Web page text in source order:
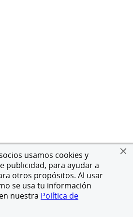
usamos cookies y
publicidad, para ayudar a
otros propósitos. Al usar
se usa tu información
nuestra Política de